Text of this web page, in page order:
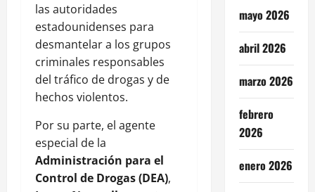
las autoridades
estadounidenses para
desmantelar a los grupos
criminales responsables
del tráfico de drogas y de
hechos violentos.
Por su parte, el agente
especial de la
Administración para el
Control de Drogas (DEA),
mayo 2026
abril 2026
marzo 2026
febrero
2026
enero 2026